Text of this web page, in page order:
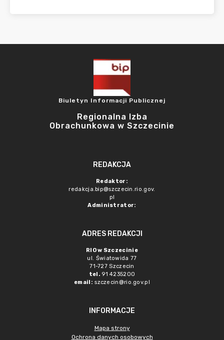
Biuletyn Informacji Publicznej
Regionalna Izba
Obrachunkowa w Szczecinie
REDAKCJA
Redaktor:
redakcja.bip@szczecin.rio.gov.
pl
Administrator:
ADRES REDAKCJI
RIO w Szczecinie
ul. Światowida 77
71-727 Szczecin
tel. 91 4235200
email: szczecin@rio.gov.pl
INFORMACJE
Mapa strony
Ochrona danych osobowych